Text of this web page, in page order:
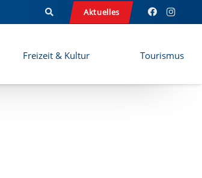
Aktuelles
Freizeit & Kultur Tourismus